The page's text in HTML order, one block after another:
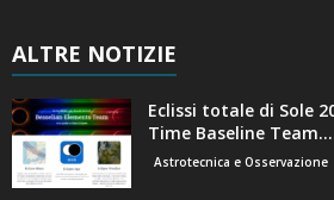
ALTRE NOTIZIE
Eclissi totale di Sole
Time Baseline Team...
Astrotecnica e Osservazione